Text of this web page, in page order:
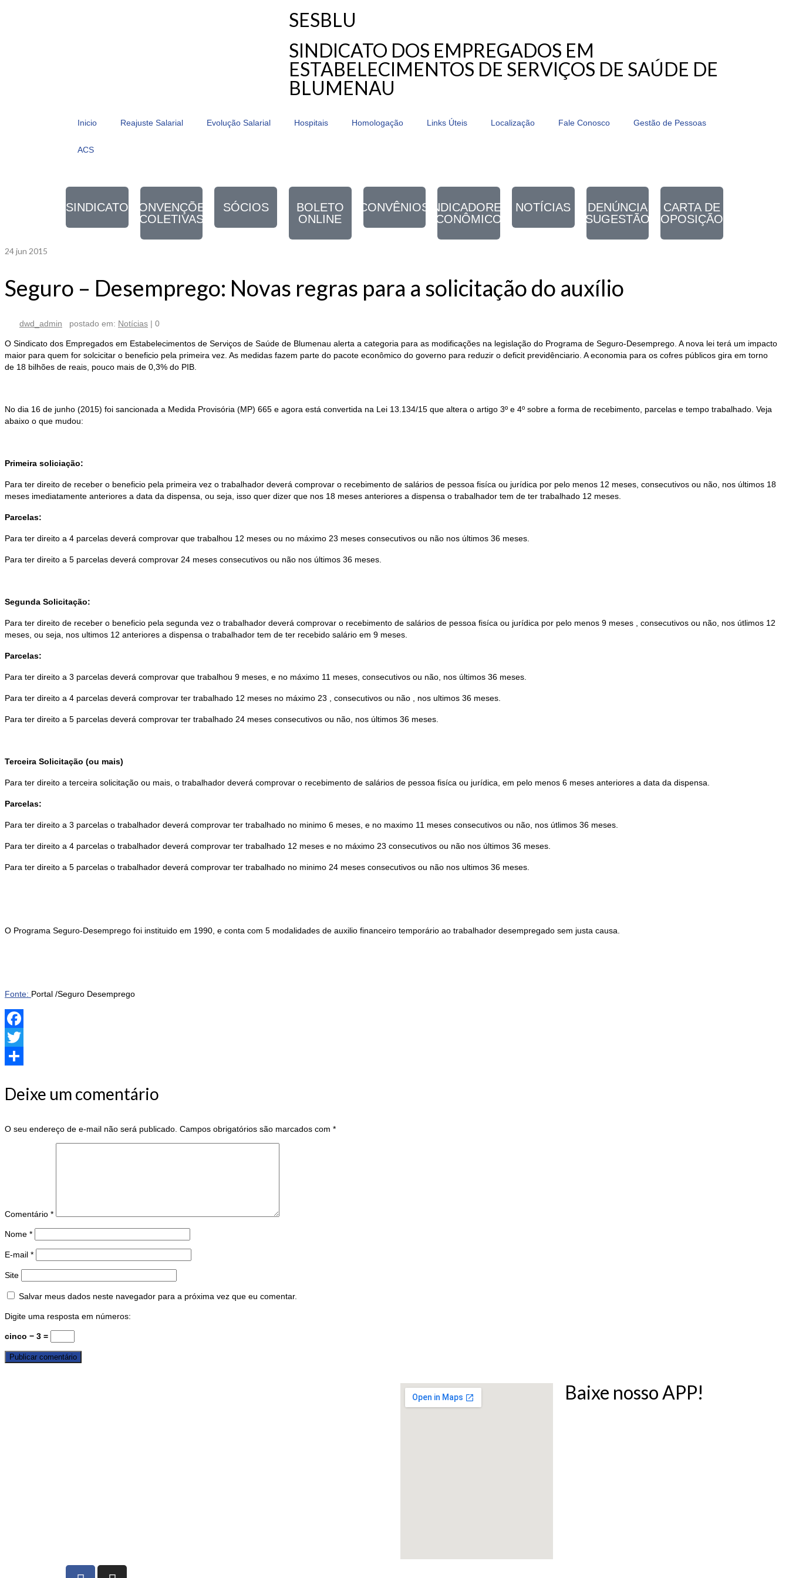
SESBLU
SINDICATO DOS EMPREGADOS EM
ESTABELECIMENTOS DE SERVIÇOS DE SAÚDE DE
BLUMENAU
Inicio Reajuste Salarial Evolução Salarial Hospitais Homologação Links Úteis Localização Fale Conosco Gestão de Pessoas
ACS
SINDICATO
CONVENÇÕES
COLETIVAS
SÓCIOS
BOLETO
ONLINE
CONVÊNIOS
INDICADORES
ECONÔMICOS
NOTÍCIAS
DENÚNCIA
SUGESTÃO
CARTA DE
OPOSIÇÃO
24jun 2015
Seguro – Desemprego: Novas regras para a solicitação do auxílio
dwd_admin postado em: Notícias | 0
O Sindicato dos Empregados em Estabelecimentos de Serviços de Saúde de Blumenau alerta a categoria para as modificações na legislação do Programa de Seguro-Desemprego. A nova lei terá um impacto
maior para quem for solcicitar o beneficio pela primeira vez. As medidas fazem parte do pacote econômico do governo para reduzir o deficit previdênciario. A economia para os cofres públicos gira em torno
de 18 bilhões de reais, pouco mais de 0,3% do PIB.
No dia 16 de junho (2015) foi sancionada a Medida Provisória (MP) 665 e agora está convertida na Lei 13.134/15 que altera o artigo 3º e 4º sobre a forma de recebimento, parcelas e tempo trabalhado. Veja
abaixo o que mudou:
Primeira soliciação:
Para ter direito de receber o beneficio pela primeira vez o trabalhador deverá comprovar o recebimento de salários de pessoa fisíca ou jurídica por pelo menos 12 meses, consecutivos ou não, nos últimos 18
meses imediatamente anteriores a data da dispensa, ou seja, isso quer dizer que nos 18 meses anteriores a dispensa o trabalhador tem de ter trabalhado 12 meses.
Parcelas:
Para ter direito a 4 parcelas deverá comprovar que trabalhou 12 meses ou no máximo 23 meses consecutivos ou não nos últimos 36 meses.
Para ter direito a 5 parcelas deverá comprovar 24 meses consecutivos ou não nos últimos 36 meses.
Segunda Solicitação:
Para ter direito de receber o beneficio pela segunda vez o trabalhador deverá comprovar o recebimento de salários de pessoa fisíca ou jurídica por pelo menos 9 meses , consecutivos ou não, nos útlimos 12
meses, ou seja, nos ultimos 12 anteriores a dispensa o trabalhador tem de ter recebido salário em 9 meses.
Parcelas:
Para ter direito a 3 parcelas deverá comprovar que trabalhou 9 meses, e no máximo 11 meses, consecutivos ou não, nos últimos 36 meses.
Para ter direito a 4 parcelas deverá comprovar ter trabalhado 12 meses no máximo 23 , consecutivos ou não , nos ultimos 36 meses.
Para ter direito a 5 parcelas deverá comprovar ter trabalhado 24 meses consecutivos ou não, nos últimos 36 meses.
Terceira Solicitação (ou mais)
Para ter direito a terceira solicitação ou mais, o trabalhador deverá comprovar o recebimento de salários de pessoa fisíca ou jurídica, em pelo menos 6 meses anteriores a data da dispensa.
Parcelas:
Para ter direito a 3 parcelas o trabalhador deverá comprovar ter trabalhado no minimo 6 meses, e no maximo 11 meses consecutivos ou não, nos útlimos 36 meses.
Para ter direito a 4 parcelas o trabalhador deverá comprovar ter trabalhado 12 meses e no máximo 23 consecutivos ou não nos últimos 36 meses.
Para ter direito a 5 parcelas o trabalhador deverá comprovar ter trabalhado no minimo 24 meses consecutivos ou não nos ultimos 36 meses.
O Programa Seguro-Desemprego foi instituido em 1990, e conta com 5 modalidades de auxilio financeiro temporário ao trabalhador desempregado sem justa causa.
Fonte: Portal /Seguro Desemprego
Facebook
Twitter
Deixe um comentário
O seu endereço de e-mail não será publicado. Campos obrigatórios são marcados com *
Comentário *
Nome *
E-mail *
Site
Salvar meus dados neste navegador para a próxima vez que eu comentar.
Digite uma resposta em números:
cinco − 3 =
Baixe nosso APP!